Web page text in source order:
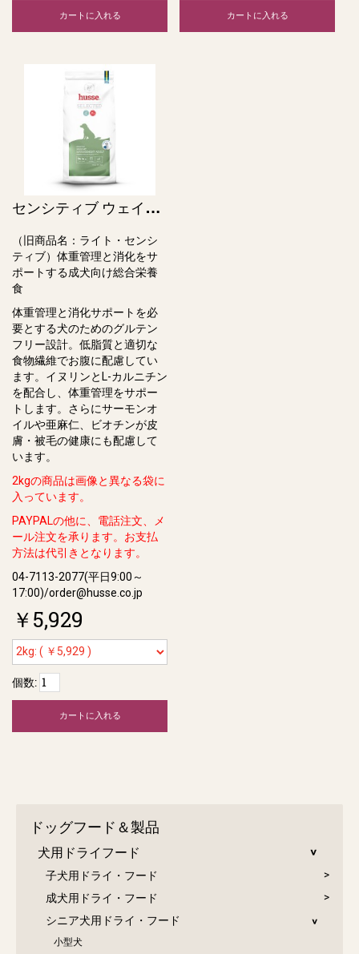
カートに入れる カートに入れる
セ
ンシティブ ウェイトマネジメント アダルト / Sensitive Weight Management Adult（旧ライト・センシティブ）
（旧商品名：ライト・センシ
ティブ）体重管理と消化をサ
ポートする成犬向け総合栄養
⾷
体重管理と消化サポートを必
要とする犬のためのグルテン
フリー設計。低脂質と適切な
⾷物繊維でお腹に配慮してい
ます。イヌリンとL-カルニチン
を配合し、体重管理をサポー
トします。さらにサーモンオ
イルや亜⿇仁、ビオチンが⽪
膚・被⽑の健康にも配慮して
います。
2kgの商品は画像と異なる袋に
入っています。
PAYPALの他に、電話注文、メ
ール注文を承ります。お支払
方法は代引きとなります。
04-7113-2077(平日9:00～
17:00)/order@husse.co.jp
￥5,929
個数:
カートに入れる
ドッグフード＆製品
犬用ドライフード
子犬用ドライ・フード
成犬用ドライ・フード
シニア犬用ドライ・フード
小型犬